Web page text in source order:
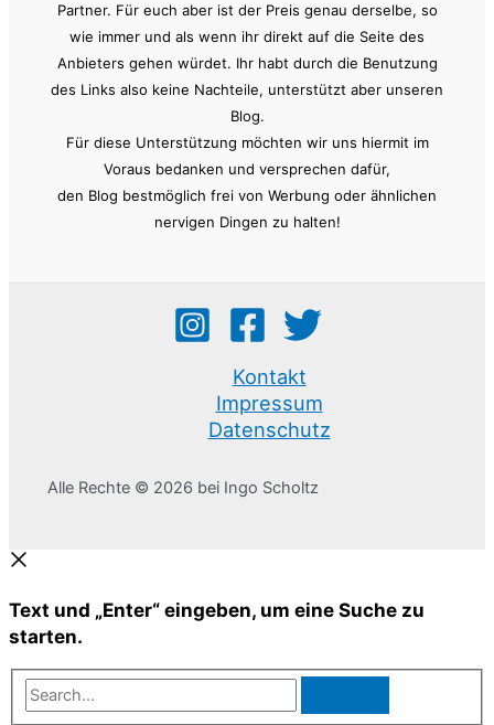
Partner. Für euch aber ist der Preis genau derselbe, so
wie immer und als wenn ihr direkt auf die Seite des
Anbieters gehen würdet. Ihr habt durch die Benutzung
des Links also keine Nachteile, unterstützt aber unseren
Blog.
Für diese Unterstützung möchten wir uns hiermit im
Voraus bedanken und versprechen dafür,
den Blog bestmöglich frei von Werbung oder ähnlichen
nervigen Dingen zu halten!
Kontakt
Impressum
Datenschutz
Alle Rechte © 2026 bei Ingo Scholtz
Text und „Enter“ eingeben, um eine Suche zu
starten.
Search...